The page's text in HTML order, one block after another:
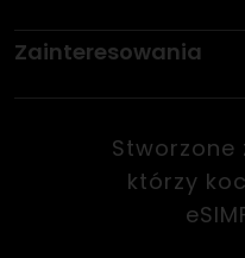
Zainteresowania
Stworzone
którzy